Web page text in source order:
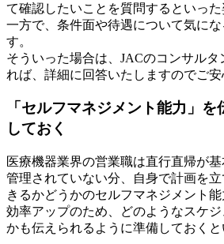
て確認したいことを質問するといった
一方で、条件面や待遇について気に
す。
そういった場合は、JACのコンサル
れば、詳細に回答いたしますのでご安
「セルフマネジメント能力」
しておく
医療機器業界の営業職は直行直帰が
管理されていない分、自身で計画を
きるかどうかのセルフマネジメント能
効率アップのため、どのようなスケ
かも伝えられるように準備しておくと